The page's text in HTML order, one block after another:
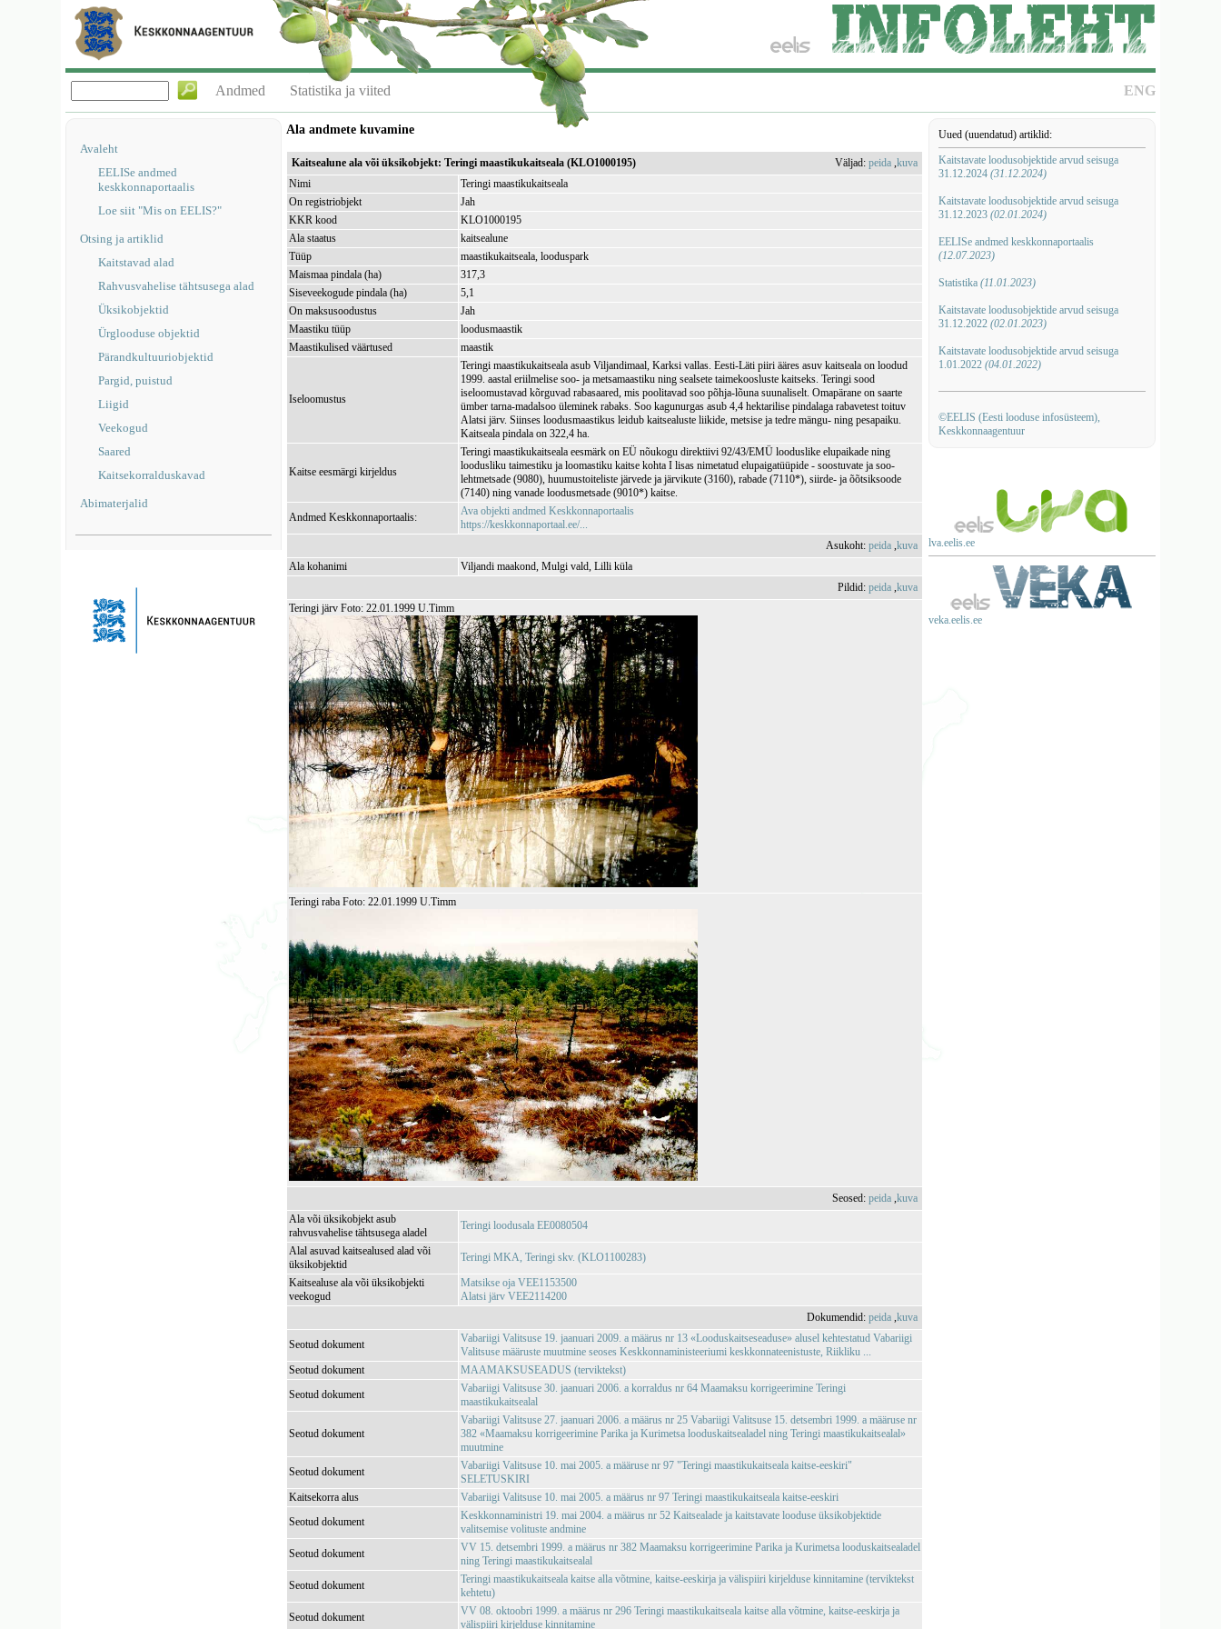
ENG
Andmed Statistika ja viited
Avaleht
EELISe andmed
keskkonnaportaalis
Loe siit "Mis on EELIS?"
Otsing ja artiklid
Kaitstavad alad
Rahvusvahelise tähtsusega alad
Üksikobjektid
Ürglooduse objektid
Pärandkultuuriobjektid
Pargid, puistud
Liigid
Veekogud
Saared
Kaitsekorralduskavad
Abimaterjalid
Uued (uuendatud) artiklid:
Kaitstavate loodusobjektide arvud seisuga
31.12.2024 (31.12.2024)
Kaitstavate loodusobjektide arvud seisuga
31.12.2023 (02.01.2024)
EELISe andmed keskkonnaportaalis
(12.07.2023)
Statistika (11.01.2023)
Kaitstavate loodusobjektide arvud seisuga
31.12.2022 (02.01.2023)
Kaitstavate loodusobjektide arvud seisuga
1.01.2022 (04.01.2022)
©EELIS (Eesti looduse infosüsteem),
Keskkonnaagentuur
lva.eelis.ee
veka.eelis.ee
Ala andmete kuvamine
Kaitsealune ala või üksikobjekt: Teringi maastikukaitseala (KLO1000195) Väljad:peida ,kuva
Nimi
Teringi maastikukaitseala
On registriobjekt
Jah
KKR kood
KLO1000195
Ala staatus
kaitsealune
Tüüp
maastikukaitseala, looduspark
Maismaa pindala (ha)
317,3
Siseveekogude pindala (ha)
5,1
On maksusoodustus
Jah
Maastiku tüüp
loodusmaastik
Maastikulised väärtused
maastik
Iseloomustus
Teringi maastikukaitseala asub Viljandimaal, Karksi vallas. Eesti-Läti piiri ääres asuv kaitseala on loodud
1999. aastal eriilmelise soo- ja metsamaastiku ning sealsete taimekoosluste kaitseks. Teringi sood
iseloomustavad kõrguvad rabasaared, mis poolitavad soo põhja-lõuna suunaliselt. Omapärane on saarte
ümber tarna-madalsoo üleminek rabaks. Soo kagunurgas asub 4,4 hektarilise pindalaga rabavetest toituv
Alatsi järv. Siinses loodusmaastikus leidub kaitsealuste liikide, metsise ja tedre mängu- ning pesapaiku.
Kaitseala pindala on 322,4 ha.
Kaitse eesmärgi kirjeldus
Teringi maastikukaitseala eesmärk on EÜ nõukogu direktiivi 92/43/EMÜ looduslike elupaikade ning
loodusliku taimestiku ja loomastiku kaitse kohta I lisas nimetatud elupaigatüüpide - soostuvate ja soo-
lehtmetsade (9080), huumustoiteliste järvede ja järvikute (3160), rabade (7110*), siirde- ja õõtsiksoode
(7140) ning vanade loodusmetsade (9010*) kaitse.
Andmed Keskkonnaportaalis:
Ava objekti andmed Keskkonnaportaalis
https://keskkonnaportaal.ee/...
Asukoht:peida ,kuva
Ala kohanimi
Viljandi maakond, Mulgi vald, Lilli küla
Pildid:peida ,kuva
Teringi järv Foto: 22.01.1999 U.Timm
Teringi raba Foto: 22.01.1999 U.Timm
Seosed:peida ,kuva
Ala või üksikobjekt asub
rahvusvahelise tähtsusega aladel
Teringi loodusala EE0080504
Alal asuvad kaitsealused alad või
üksikobjektid
Teringi MKA, Teringi skv. (KLO1100283)
Kaitsealuse ala või üksikobjekti
veekogud
Matsikse oja VEE1153500
Alatsi järv VEE2114200
Dokumendid:peida ,kuva
Seotud dokument
Vabariigi Valitsuse 19. jaanuari 2009. a määrus nr 13 «Looduskaitseseaduse» alusel kehtestatud Vabariigi
Valitsuse määruste muutmine seoses Keskkonnaministeeriumi keskkonnateenistuste, Riikliku ...
Seotud dokument
MAAMAKSUSEADUS (terviktekst)
Seotud dokument
Vabariigi Valitsuse 30. jaanuari 2006. a korraldus nr 64 Maamaksu korrigeerimine Teringi
maastikukaitsealal
Seotud dokument
Vabariigi Valitsuse 27. jaanuari 2006. a määrus nr 25 Vabariigi Valitsuse 15. detsembri 1999. a määruse nr
382 «Maamaksu korrigeerimine Parika ja Kurimetsa looduskaitsealadel ning Teringi maastikukaitsealal»
muutmine
Seotud dokument
Vabariigi Valitsuse 10. mai 2005. a määruse nr 97 "Teringi maastikukaitseala kaitse-eeskiri"
SELETUSKIRI
Kaitsekorra alus
Vabariigi Valitsuse 10. mai 2005. a määrus nr 97 Teringi maastikukaitseala kaitse-eeskiri
Seotud dokument
Keskkonnaministri 19. mai 2004. a määrus nr 52 Kaitsealade ja kaitstavate looduse üksikobjektide
valitsemise volituste andmine
Seotud dokument
VV 15. detsembri 1999. a määrus nr 382 Maamaksu korrigeerimine Parika ja Kurimetsa looduskaitsealadel
ning Teringi maastikukaitsealal
Seotud dokument
Teringi maastikukaitseala kaitse alla võtmine, kaitse-eeskirja ja välispiiri kirjelduse kinnitamine (terviktekst
kehtetu)
Seotud dokument
VV 08. oktoobri 1999. a määrus nr 296 Teringi maastikukaitseala kaitse alla võtmine, kaitse-eeskirja ja
välispiiri kirjelduse kinnitamine